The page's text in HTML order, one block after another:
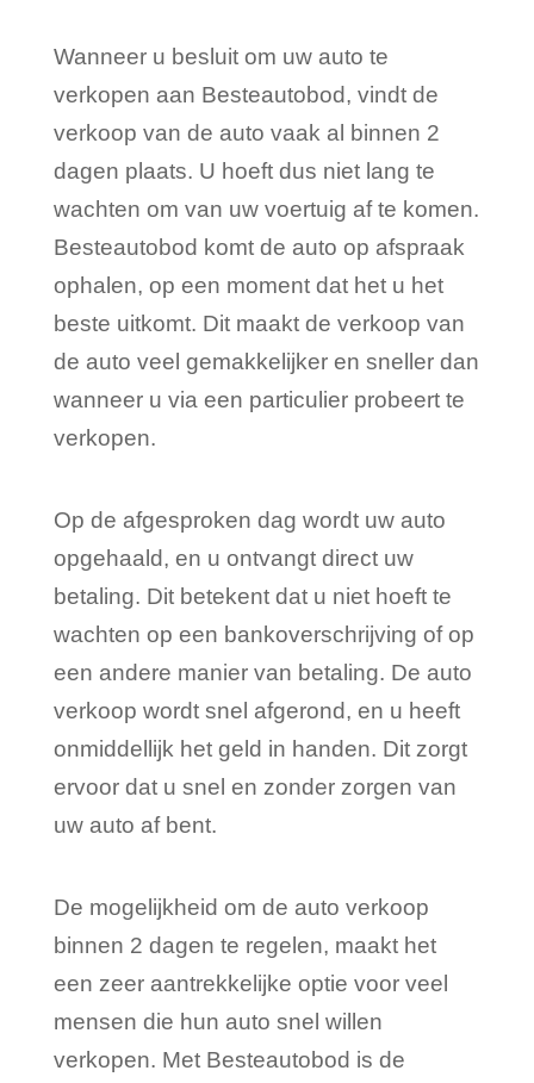
Wanneer u besluit om uw auto te
verkopen aan Besteautobod, vindt de
verkoop van de auto vaak al binnen 2
dagen plaats. U hoeft dus niet lang te
wachten om van uw voertuig af te komen.
Besteautobod komt de auto op afspraak
ophalen, op een moment dat het u het
beste uitkomt. Dit maakt de verkoop van
de auto veel gemakkelijker en sneller dan
wanneer u via een particulier probeert te
verkopen.
Op de afgesproken dag wordt uw auto
opgehaald, en u ontvangt direct uw
betaling. Dit betekent dat u niet hoeft te
wachten op een bankoverschrijving of op
een andere manier van betaling. De auto
verkoop wordt snel afgerond, en u heeft
onmiddellijk het geld in handen. Dit zorgt
ervoor dat u snel en zonder zorgen van
uw auto af bent.
De mogelijkheid om de auto verkoop
binnen 2 dagen te regelen, maakt het
een zeer aantrekkelijke optie voor veel
mensen die hun auto snel willen
verkopen. Met Besteautobod is de